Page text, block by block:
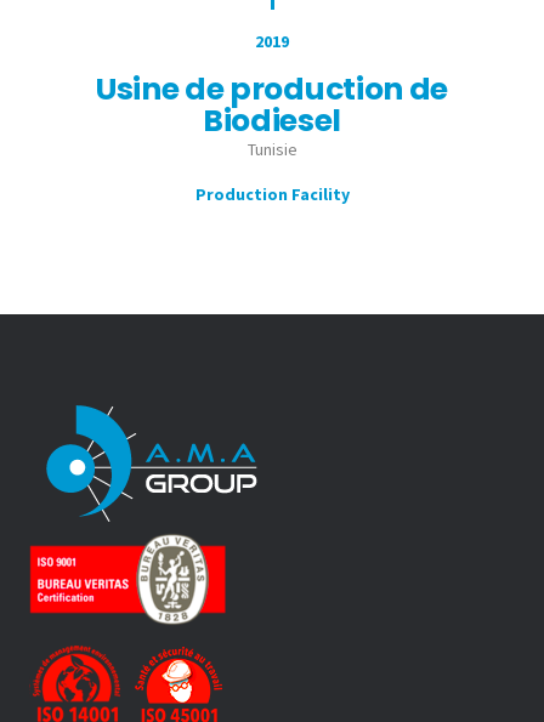
2019
Usine de production de
Biodiesel
Tunisie
Production Facility